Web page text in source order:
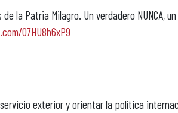
la Patria Milagro. Un verdadero NUNCA, un
07HU8h6xP9
exterior y orientar la política